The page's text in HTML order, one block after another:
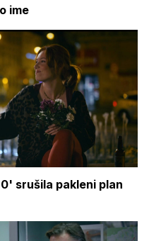
ime
srušila pakleni plan